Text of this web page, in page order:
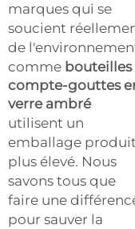
marques qui se
soucient
de
comme bouteilles
compte-gouttes
verre ambré
utilisent un
emballage
plus élevé. Nous
savons tous que
faire une
pour sauver la